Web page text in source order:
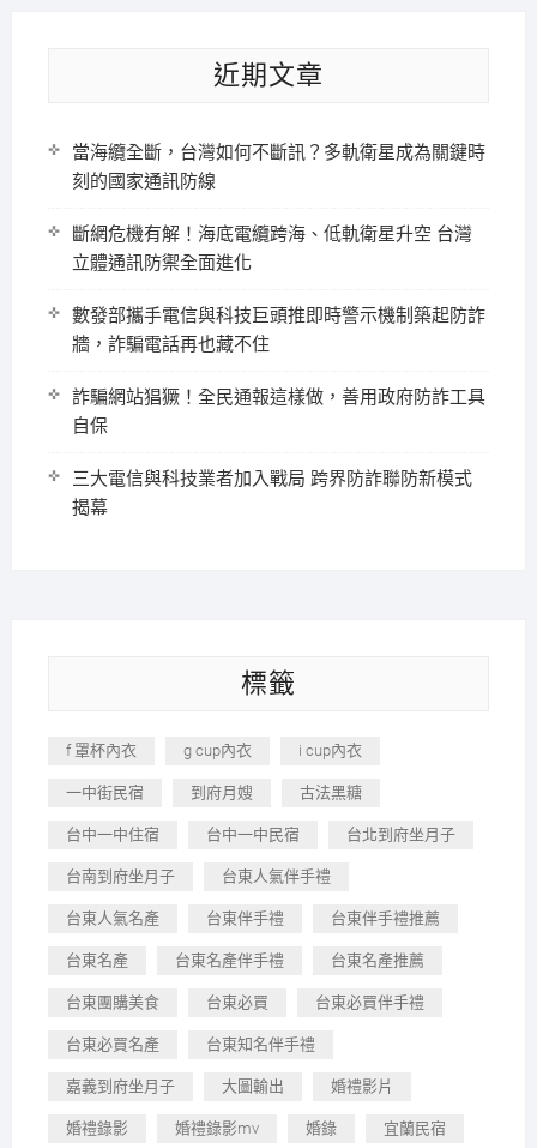
近期文章
當海纜全斷，台灣如何不斷訊？多軌衛星成為關鍵時
刻的國家通訊防線
斷網危機有解！海底電纜跨海、低軌衛星升空 台灣
立體通訊防禦全面進化
數發部攜手電信與科技巨頭推即時警示機制築起防詐
牆，詐騙電話再也藏不住
詐騙網站猖獗！全民通報這樣做，善用政府防詐工具
自保
三大電信與科技業者加入戰局 跨界防詐聯防新模式
揭幕
標籤
f 罩杯內衣 g cup內衣 i cup內衣
一中街民宿 到府月嫂 古法黑糖
台中一中住宿 台中一中民宿 台北到府坐月子
台南到府坐月子 台東人氣伴手禮
台東人氣名產 台東伴手禮 台東伴手禮推薦
台東名產 台東名產伴手禮 台東名產推薦
台東團購美食 台東必買 台東必買伴手禮
台東必買名產 台東知名伴手禮
嘉義到府坐月子 大圖輸出 婚禮影片
婚禮錄影 婚禮錄影mv 婚錄 宜蘭民宿